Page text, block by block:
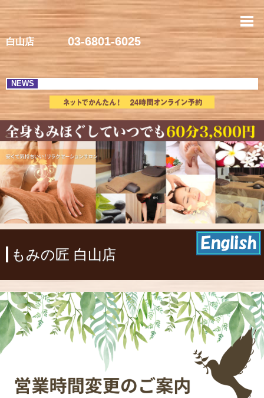
白山のマッサージ | 【60分
白山店 03-6801-6025
NEWS
もみの匠 白山店